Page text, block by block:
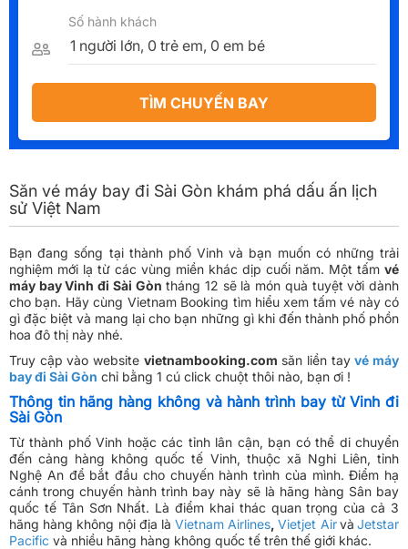
Số hành khách
TÌM CHUYẾN BAY
Săn vé máy bay đi Sài Gòn khám phá dấu ấn lịch
sử Việt Nam
Bạn đang sống tại thành phố Vinh và bạn muốn có những trải
nghiệm mới lạ từ các vùng miền khác dịp cuối năm. Một tấm vé
máy bay Vinh đi Sài Gòn tháng 12 sẽ là món quà tuyệt vời dành
cho bạn. Hãy cùng Vietnam Booking tìm hiểu xem tấm vé này có
gì đặc biệt và mang lại cho bạn những gì khi đến thành phố phồn
hoa đô thị này nhé.
Truy cập vào website vietnambooking.com săn liền tayvé máy
bay đi Sài Gòn chỉ bằng 1 cú click chuột thôi nào, bạn ơi !
Thông tin hãng hàng không và hành trình bay từ Vinh đi
Sài Gòn
Từ thành phố Vinh hoặc các tỉnh lân cận, bạn có thể di chuyển
đến cảng hàng không quốc tế Vinh, thuộc xã Nghi Liên, tỉnh
Nghệ An để bắt đầu cho chuyến hành trình của mình. Điểm hạ
cánh trong chuyến hành trình bay này sẽ là hãng hàng Sân bay
quốc tế Tân Sơn Nhất. Là điểm khai thác quan trọng của cả 3
hãng hàng không nội địa làVietnam Airlines,Vietjet Airvà Jetstar
Pacific và nhiều hãng hàng không quốc tế trên thế giới khác.